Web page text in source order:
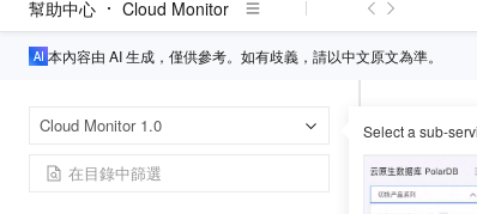
幫助中心 Cloud Monitor
本內容由 AI 生成，僅供參考。如有歧義，請以中文原文為準。
Cloud Monitor 1.0 Select a sub-
通過